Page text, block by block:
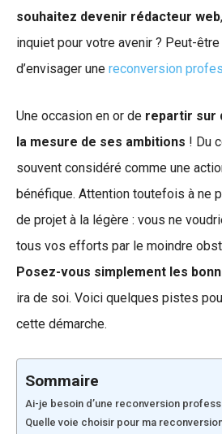
souhaitez devenir rédacteur web
inquiet pour votre avenir ? Peut-
d’envisager une reconversion
Une occasion en or de repartir sur
la mesure de ses ambitions ! Du
souvent considéré comme une
bénéfique. Attention toutefois à ne
de projet à la légère : vous ne
tous vos efforts par le moindre
Posez-vous simplement les
ira de soi. Voici quelques pistes
cette démarche.
Sommaire
Ai-je besoin d’une reconversion
Quelle voie choisir pour ma